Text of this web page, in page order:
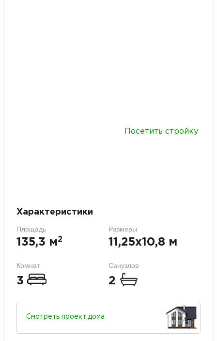
Посетить стройку
Характеристики
Площадь
135,3 м2
Размеры
11,25х10,8 м
Комнат
3
Санузлов
2
Смотреть проект дома